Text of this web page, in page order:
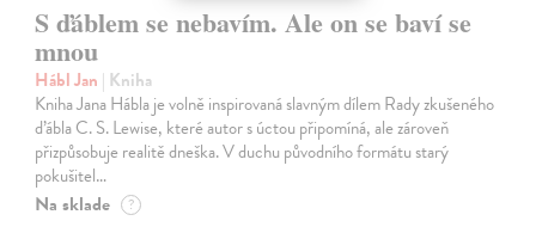
S ďáblem se nebavím. Ale on se baví se
mnou
Hábl Jan | Kniha
Kniha Jana Hábla je volně inspirovaná slavným dílem Rady zkušeného
ďábla C. S. Lewise, které autor s úctou připomíná, ale zároveň
přizpůsobuje realitě dneška. V duchu původního formátu starý
pokušitel…
Na sklade ?